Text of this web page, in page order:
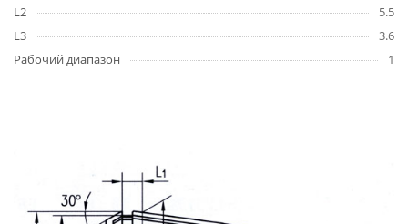
L2
5.5
L3
3.6
Рабочий диапазон
1